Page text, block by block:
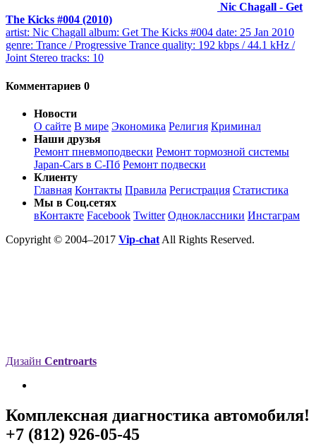
Nic Chagall - Get
The Kicks #004 (2010)
artist: Nic Chagall album: Get The Kicks #004 date: 25 Jan 2010
genre: Trance / Progressive Trance quality: 192 kbps / 44.1 kHz /
Joint Stereo tracks: 10
Комментариев 0
Новости
О сайте В мире Экономика Религия Криминал
Наши друзья
Ремонт пневмоподвески Ремонт тормозной системы
Japan-Cars в С-Пб Ремонт подвески
Клиенту
Главная Контакты Правила Регистрация Статистика
Мы в Соц.сетях
вКонтакте Facebook Twitter Одноклассники Инстаграм
Copyright © 2004–2017 Vip-chat All Rights Reserved.
Дизайн Centroarts
Комплексная диагностика автомобиля!
+7 (812) 926-05-45